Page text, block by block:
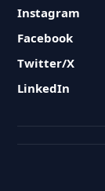
Instagram
Facebook
Twitter/X
LinkedIn